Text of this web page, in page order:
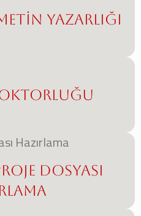
Yazarlığı
Dosyası